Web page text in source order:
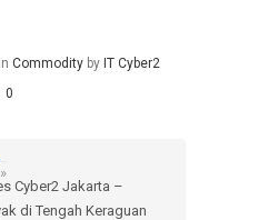
in Commodity by IT Cyber2
0
»
Cyber2 Jakarta –
di Tengah Keraguan